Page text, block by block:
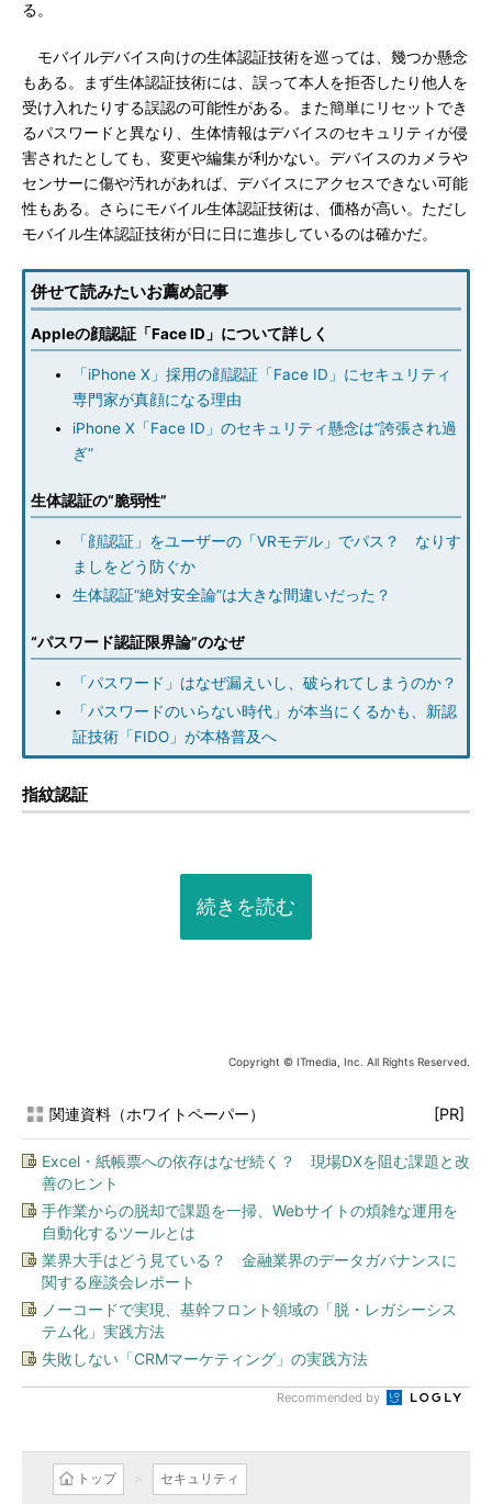
る。
モバイルデバイス向けの生体認証技術を巡っては、幾つか懸念
もある。まず生体認証技術には、誤って本人を拒否したり他人を
受け入れたりする誤認の可能性がある。また簡単にリセットでき
るパスワードと異なり、生体情報はデバイスのセキュリティが侵
害されたとしても、変更や編集が利かない。デバイスのカメラや
センサーに傷や汚れがあれば、デバイスにアクセスできない可能
性もある。さらにモバイル生体認証技術は、価格が高い。ただし
モバイル生体認証技術が日に日に進歩しているのは確かだ。
併せて読みたいお薦め記事
Appleの顔認証「Face ID」について詳しく
「iPhone X」採用の顔認証「Face ID」にセキュリティ
専門家が真顔になる理由
iPhone X「Face ID」のセキュリティ懸念は“誇張され過
ぎ”
生体認証の“脆弱性”
「顔認証」をユーザーの「VRモデル」でパス？ なりす
ましをどう防ぐか
生体認証“絶対安全論”は大きな間違いだった？
“パスワード認証限界論”のなぜ
「パスワード」はなぜ漏えいし、破られてしまうのか？
「パスワードのいらない時代」が本当にくるかも、新認
証技術「FIDO」が本格普及へ
指紋認証
続きを読む
Copyright © ITmedia, Inc. All Rights Reserved.
関連資料（ホワイトペーパー） [PR]
Excel・紙帳票への依存はなぜ続く？ 現場DXを阻む課題と改
善のヒント
手作業からの脱却で課題を一掃、Webサイトの煩雑な運用を
自動化するツールとは
業界大手はどう見ている？ 金融業界のデータガバナンスに
関する座談会レポート
ノーコードで実現、基幹フロント領域の「脱・レガシーシス
テム化」実践方法
失敗しない「CRMマーケティング」の実践方法
Recommended by
トップ セキュリティ